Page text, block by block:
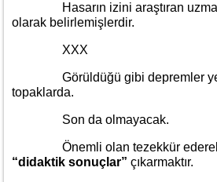
Hasarın izini araştıran
olarak belirlemişlerdir.
XXX
Görüldüğü gibi depremler
topaklarda.
Son da olmayacak.
Önemli olan tezekkür ederek
“didaktik sonuçlar” çıkarmaktır.